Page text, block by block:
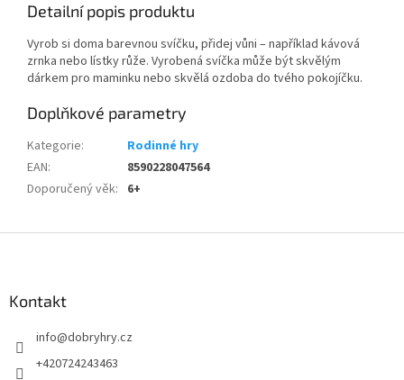
Detailní popis produktu
Vyrob si doma barevnou svíčku, přidej vůni – například kávová
zrnka nebo lístky růže. Vyrobená svíčka může být skvělým
dárkem pro maminku nebo skvělá ozdoba do tvého pokojíčku.
Doplňkové parametry
Kategorie:
Rodinné hry
EAN:
8590228047564
Doporučený věk: 6+
Kontakt
info@dobryhry.cz
+420724243463